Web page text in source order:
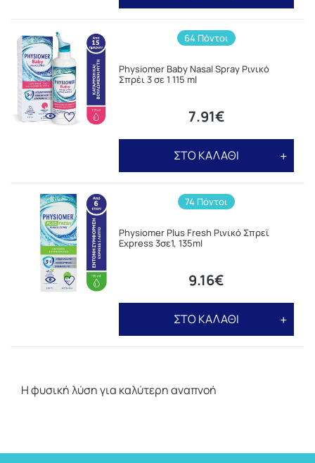
64 Πόντοι
Physiomer Baby Nasal Spray Ρινικό
Σπρέι 3 σε 1 115 ml
7.91€
ΣΤΟ ΚΑΛΑΘΙ
74 Πόντοι
Physiomer Plus Fresh Ρινικό Σπρεϊ
Express 3σε1, 135ml
9.16€
ΣΤΟ ΚΑΛΑΘΙ
Η φυσική λύση για καλύτερη αναπνοή